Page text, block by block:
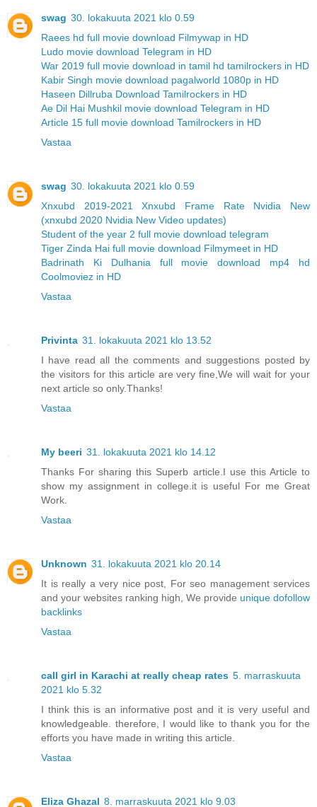
swag 30. lokakuuta 2021 klo 0.59
Raees hd full movie download Filmywap in HD
Ludo movie download Telegram in HD
War 2019 full movie download in tamil hd tamilrockers in HD
Kabir Singh movie download pagalworld 1080p in HD
Haseen Dillruba Download Tamilrockers in HD
Ae Dil Hai Mushkil movie download Telegram in HD
Article 15 full movie download Tamilrockers in HD
Vastaa
swag 30. lokakuuta 2021 klo 0.59
Xnxubd 2019-2021 Xnxubd Frame Rate Nvidia New
(xnxubd 2020 Nvidia New Video updates)
Student of the year 2 full movie download telegram
Tiger Zinda Hai full movie download Filmymeet in HD
Badrinath Ki Dulhania full movie download mp4 hd
Coolmoviez in HD
Vastaa
Privinta 31. lokakuuta 2021 klo 13.52
I have read all the comments and suggestions posted by
the visitors for this article are very fine,We will wait for your
next article so only.Thanks!
Vastaa
My beeri 31. lokakuuta 2021 klo 14.12
Thanks For sharing this Superb article.I use this Article to
show my assignment in college.it is useful For me Great
Work.
Vastaa
Unknown 31. lokakuuta 2021 klo 20.14
It is really a very nice post, For seo management services
and your websites ranking high, We provide unique dofollow
backlinks
Vastaa
call girl in Karachi at really cheap rates 5. marraskuuta
2021 klo 5.32
I think this is an informative post and it is very useful and
knowledgeable. therefore, I would like to thank you for the
efforts you have made in writing this article.
Vastaa
Eliza Ghazal 8. marraskuuta 2021 klo 9.03